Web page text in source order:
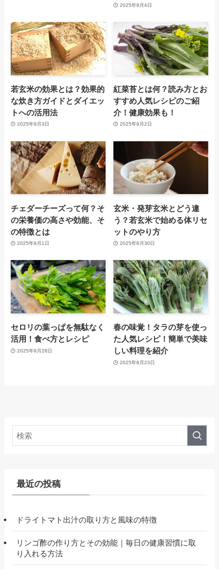
2025年9月4日
若玄米の効果とは？効果的
な炊き方ガイドとダイエッ
トへの活用法
2025年9月3日
紅菜苔とは何？読み方とお
すすめ人気レシピのご紹
介！健康効果も！
2025年9月2日
チェダーチーズって何？そ
の栄養価の高さや効能、そ
の特徴とは
2025年9月1日
玄米・発芽玄米とどう違
う？若玄米で始める体リセ
ットのやり方
2025年8月30日
セロリの葉っぱを無駄なく
活用！食べ方とレシピ
2025年8月28日
春の味覚！タラの芽を使っ
た人気レシピ！簡単で美味
しい料理を紹介
2025年8月23日
最近の投稿
ドライトマト出汁の取り方と風味の特徴
リンゴ酢の作り方とその効能｜毎日の健康習慣に取
り入れる方法